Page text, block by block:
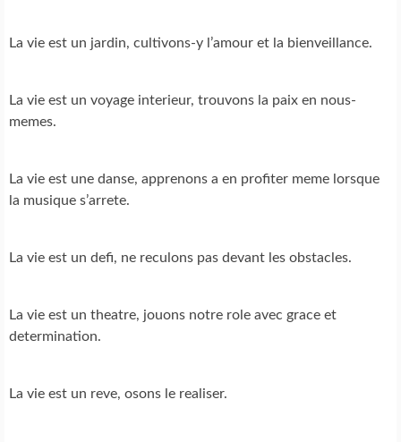
La vie est un jardin, cultivons-y l’amour et la bienveillance.
La vie est un voyage interieur, trouvons la paix en nous-
memes.
La vie est une danse, apprenons a en profiter meme lorsque
la musique s’arrete.
La vie est un defi, ne reculons pas devant les obstacles.
La vie est un theatre, jouons notre role avec grace et
determination.
La vie est un reve, osons le realiser.